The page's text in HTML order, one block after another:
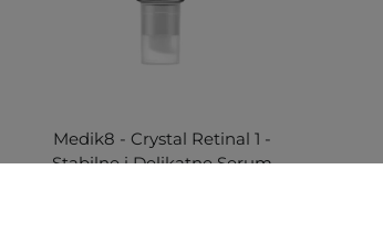
Medik8 - Crystal Retinal 1 -
Stabilne i Delikatne Serum